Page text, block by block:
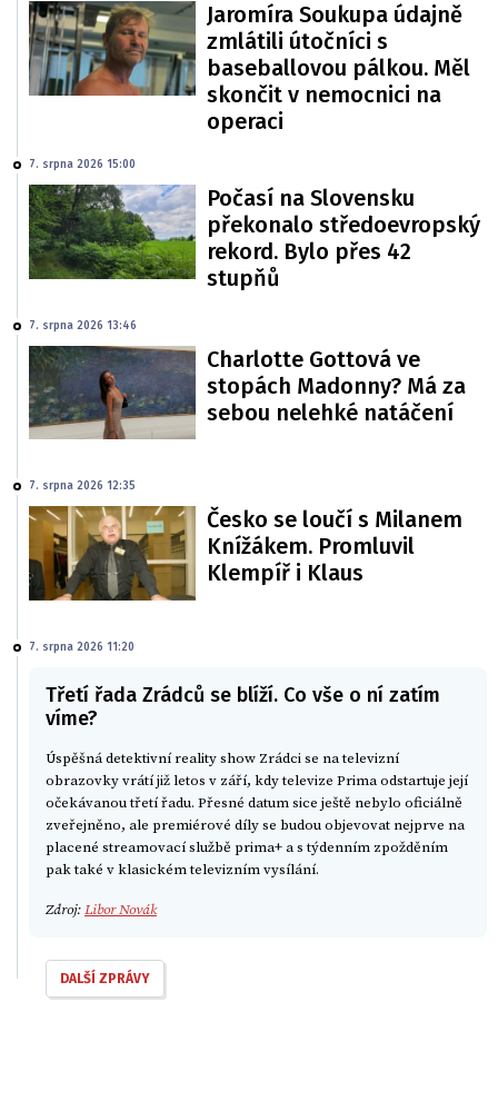
Jaromíra Soukupa údajně
zmlátili útočníci s
baseballovou pálkou. Měl
skončit v nemocnici na
operaci
7. srpna 2026 15:00
Počasí na Slovensku
překonalo středoevropský
rekord. Bylo přes 42
stupňů
7. srpna 2026 13:46
Charlotte Gottová ve
stopách Madonny? Má za
sebou nelehké natáčení
7. srpna 2026 12:35
Česko se loučí s Milanem
Knížákem. Promluvil
Klempíř i Klaus
7. srpna 2026 11:20
Třetí řada Zrádců se blíží. Co vše o ní zatím
víme?
Úspěšná detektivní reality show Zrádci se na televizní
obrazovky vrátí již letos v září, kdy televize Prima odstartuje její
očekávanou třetí řadu. Přesné datum sice ještě nebylo oficiálně
zveřejněno, ale premiérové díly se budou objevovat nejprve na
placené streamovací službě prima+ a s týdenním zpožděním
pak také v klasickém televizním vysílání.
Zdroj:Libor Novák
DALŠÍ ZPRÁVY